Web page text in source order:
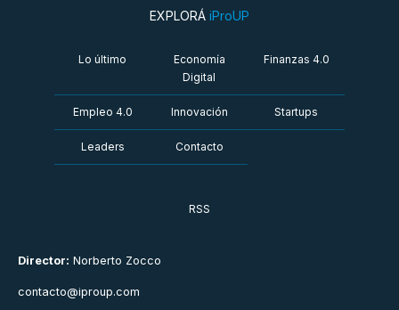
Director: Norberto Zocco
contacto@iproup.com
EXPLORÁ iProUP
Lo último
Economía
Digital
Finanzas 4.0
Empleo 4.0 Innovación Startups
Leaders Contacto
RSS